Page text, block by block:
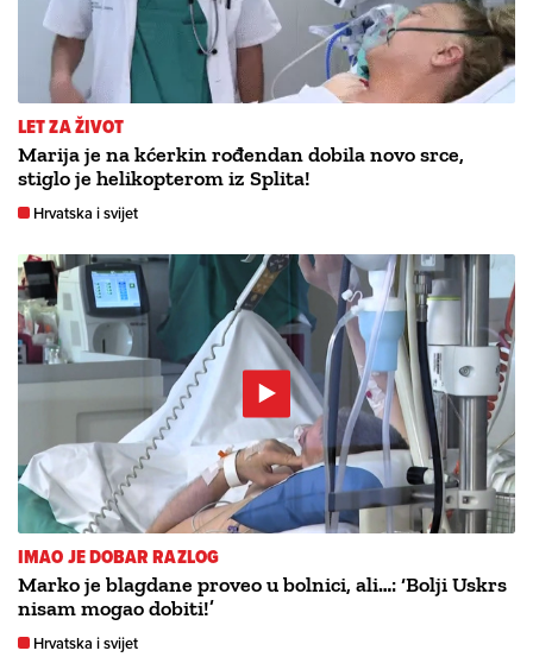
LET ZA ŽIVOT
Marija je na kćerkin rođendan dobila novo srce,
stiglo je helikopterom iz Splita!
Hrvatska i svijet
IMAO JE DOBAR RAZLOG
Marko je blagdane proveo u bolnici, ali…: ‘Bolji Uskrs
nisam mogao dobiti!’
Hrvatska i svijet